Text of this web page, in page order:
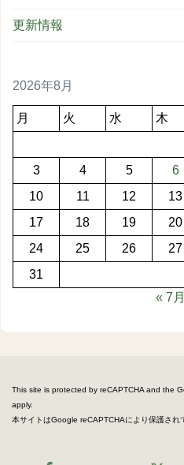
更新情報
2026年8月
月 火 水 木
3
4 5 6
10
11 12 13
17
18 19 20
24
25 26 27
31
« 7月
This site is protected by reCAPTCHA and the
apply.
本サイトはGoogle reCAPTCHAにより保護され